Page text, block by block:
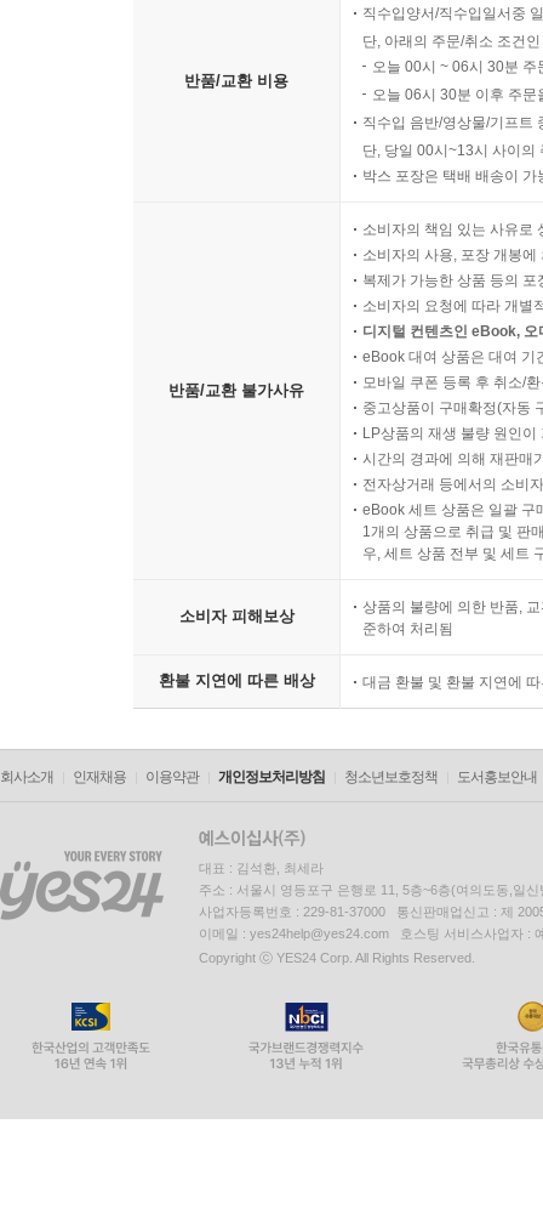
반품/교환 비용
직수입양서/직수입일서중
단, 아래의 주문/취소 조건
오늘 00시 ~ 06시 30분
오늘 06시 30분 이후 주
직수입 음반/영상물/기프트
단, 당일 00시~13시 사이의
박스 포장은 택배 배송이
반품/교환 불가사유
소비자의 책임 있는 사유로
소비자의 사용, 포장 개봉
복제가 가능한 상품 등의
소비자의 요청에 따라 개별
디지털 컨텐츠인 eBook,
eBook 대여 상품은 대여 기
모바일 쿠폰 등록 후 취소/
중고상품이 구매확정(자동
LP상품의 재생 불량 원인
시간의 경과에 의해 재판매
전자상거래 등에서의 소비
eBook 세트 상품은 일괄 구
1개의 상품으로 취급 및 판
우, 세트 상품 전부 및 세트
소비자 피해보상
상품의 불량에 의한 반품,
준하여 처리됨
환불 지연에 따른 배상 대금 환불 및 환불 지연에
회사소개 인재채용 이용약관 개인정보처리방침 청소년보호정책 도서홍보안내
대표 : 김석환, 최세라
주소 : 서울시 영등포구 은행로 11, 5층~6층(여의도동,일신
사업자등록번호 : 229-81-37000 통신판매업신고 : 제
이메일 : yes24help@yes24.com 호스팅 서비스사업자 :
Copyright ⓒ YES24 Corp. All Rights Reserved.